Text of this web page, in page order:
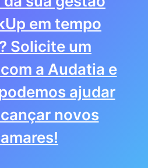
em tempo
Solicite um
a Audatia e
ajudar
novos